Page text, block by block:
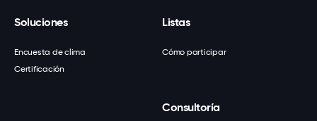
Soluciones
Encuesta de clima
Certificación
Listas
Cómo participar
Consultoría